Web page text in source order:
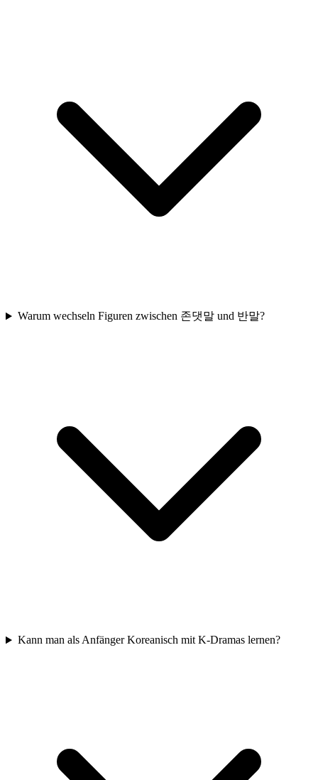
Warum wechseln Figuren zwischen 존댓말 und 반말?
Kann man als Anfänger Koreanisch mit K-Dramas lernen?